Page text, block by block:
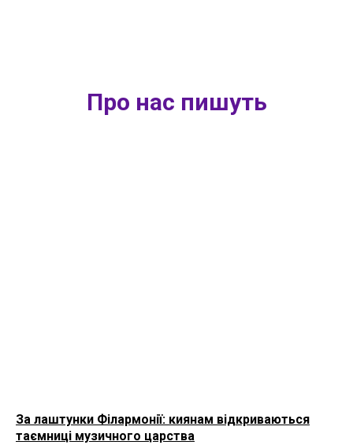
Про нас пишуть
За лаштунки Філармонії: киянам відкриваються
таємниці музичного царства